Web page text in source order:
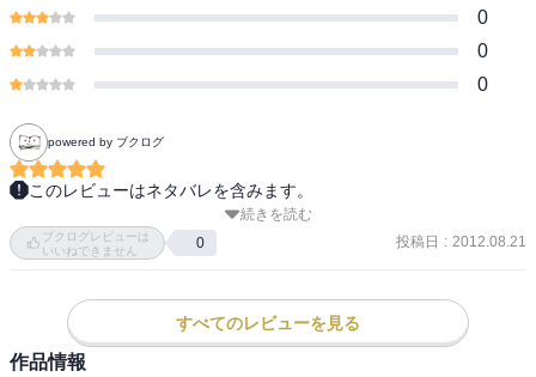
0
0
0
powered by ブクログ
このレビューはネタバレを含みます。
『テロリストの夜』
続きを読む
ブクログレビューは
いいねできません
0 投稿日 : 2012.08.21
すべてのレビューを見る
作品情報